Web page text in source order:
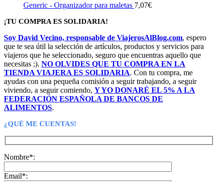
Generic - Organizador para maletas 7,07€
¡TU COMPRA ES SOLIDARIA!
Soy David Vecino, responsable de ViajerosAlBlog.com, espero
que te sea útil la selección de artículos, productos y servicios para
viajeros que he seleccionado, seguro que encuentras aquello que
necesitas ;). NO OLVIDES QUE TU COMPRA EN LA
TIENDA VIAJERA ES SOLIDARIA. Con tu compra, me
ayudas con una pequeña comisión a seguir trabajando, a seguir
viviendo, a seguir comiendo, Y YO DONARÉ EL 5% A LA
FEDERACIÓN ESPAÑOLA DE BANCOS DE
ALIMENTOS.
¿QUÉ ME CUENTAS!
Nombre*:
Email*: